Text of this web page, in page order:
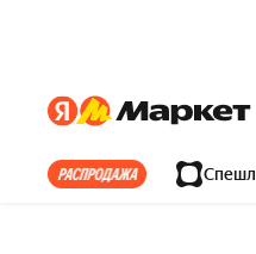
ЯндексЯндекс
Все хиты Спешл